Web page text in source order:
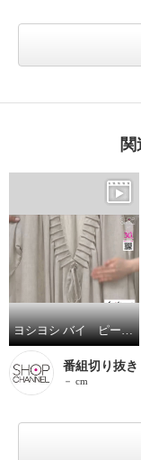
ヨシヨシ バイ ピージェイ デザインタックディテール オーバーサイズシルエット ロングカーディガン
番組切り抜き
－ cm